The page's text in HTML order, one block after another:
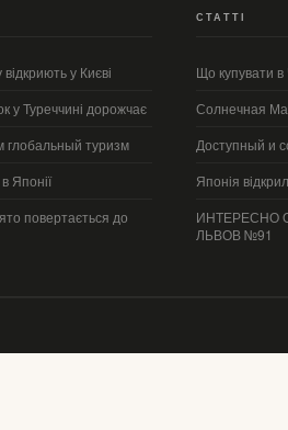
відкриють у Києві
у Туреччині дорожчає
глобальный туризм
Японії
повертається до
СТАТТІ
Що купувати в
Солнечная
Доступный и
Японія
ИНТЕРЕСНО
ЛЬВОВ №91